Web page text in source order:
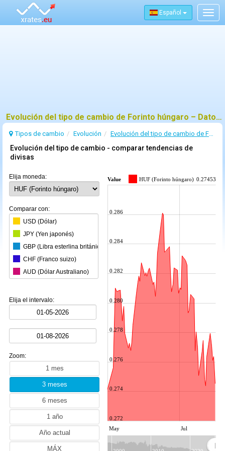
Español
Evolución del tipo de cambio de Forinto húngaro – Datos oficiales del BCE y tendencias
Tipos de cambio Evolución Evolución del tipo de cambio de Forinto húngaro
Evolución del tipo de cambio - comparar tendencias de
divisas
Elija moneda:
Comparar con:
USD (Dólar)
JPY (Yen japonés)
GBP (Libra esterlina británica)
CHF (Franco suizo)
AUD (Dólar Australiano)
CNY (Yuan chino)
KRW (Won surcoreano)
INR (Rupia india)
HKD (Dólar de Hong Kong)
SGD (Dólar de Singapur)
SEK (Corona sueca)
NZD (Dólar neozelandés)
ZAR (Rand sudafricano)
TRY (Lira turca)
PLN (Esloti polaco)
MYR (Ringgit malasio)
Elija el intervalo:
Zoom:
Value HUF (Forinto húngaro) 0.274537
May Jul
0.272
0.274
0.276
0.278
0.280
0.282
0.284
0.286